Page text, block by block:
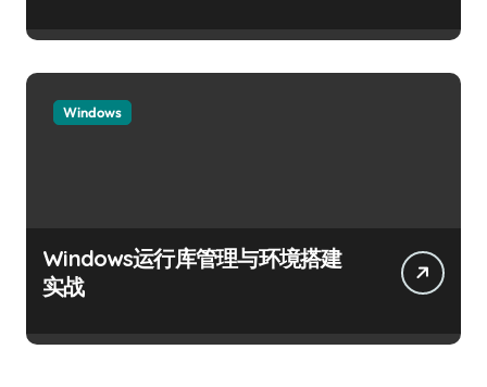
Windows
Windows运行库管理与环境搭建
实战